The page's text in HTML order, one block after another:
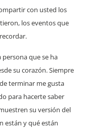
con usted los
los eventos que
que se ha
su corazón. Siempre
terminar me gusta
para hacerte saber
su versión del
están y qué están